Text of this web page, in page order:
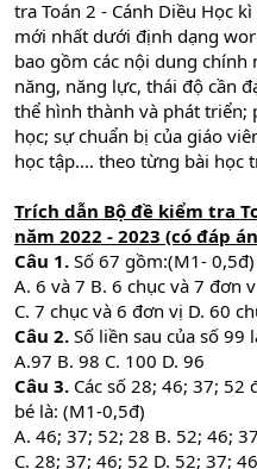
tra Toán 2 - Cánh Diều Học
mới nhất dưới định dạng
bao gồm các nội dung
năng, năng lực, thái độ cần
thể hình thành và phát triển;
học; sự chuẩn bị của giáo
học tập.... theo từng bài học
Trích dẫn Bộ đề kiểm tra
năm 2022 - 2023 (có đáp
Câu 1. Số 67 gồm:(M1- 0,5đ)
A. 6 và 7 B. 6 chục và 7 đơn
C. 7 chục và 6 đơn vị D. 60
Câu 2. Số liền sau của số 99
A.97 B. 98 C. 100 D. 96
Câu 3. Các số 28; 46; 37;
bé là: (M1-0,5đ)
A. 46; 37; 52; 28 B. 52; 46;
C. 28; 37; 46; 52 D. 52; 37;